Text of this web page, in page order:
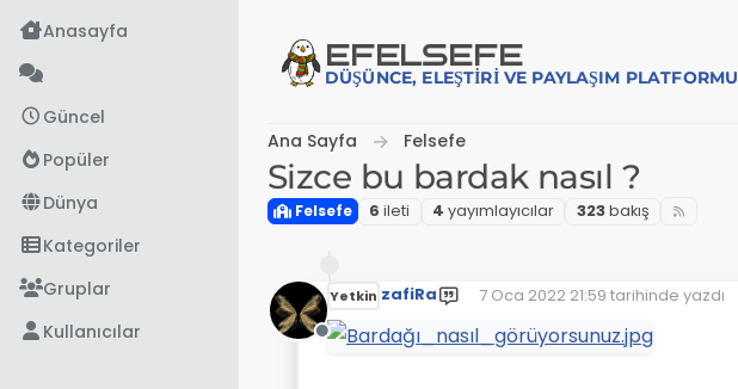
İçeriğe atla
Anasayfa
Güncel
Popüler
Dünya
Kategoriler
Gruplar
Kullanıcılar
EFELSEFE
DÜŞÜNCE, ELEŞTIRI VE PAYLAŞIM PLATFORMU
Ana Sayfa Felsefe
Sizce bu bardak nasıl ?
Felsefe 6 i̇leti 4 yayımlayıcılar 323 bakış
Çevrimdışı
Yetkin zafiRa 7 Oca 2022 21:59 tarihinde yazdı
Son düzenleyen: